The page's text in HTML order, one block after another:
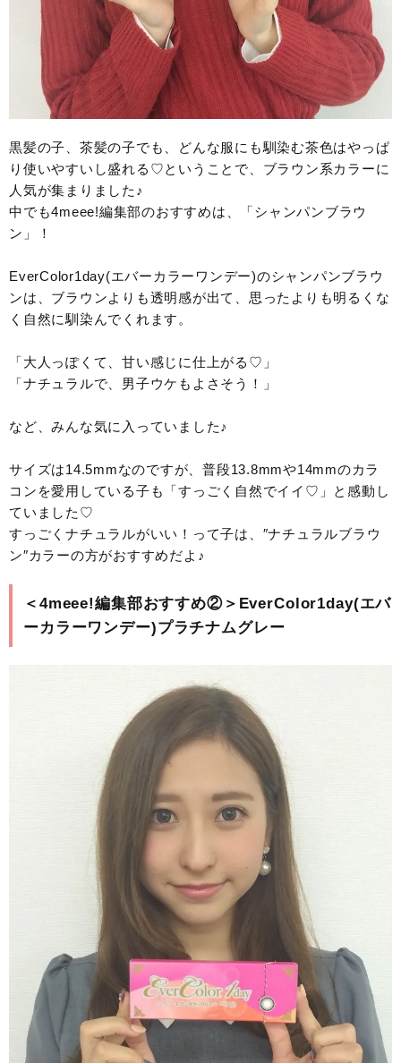
黒髪の子、茶髪の子でも、どんな服にも馴染む茶色はやっぱ
り使いやすいし盛れる♡ということで、ブラウン系カラーに
人気が集まりました♪
中でも4meee!編集部のおすすめは、「シャンパンブラウ
ン」！
EverColor1day(エバーカラーワンデー)のシャンパンブラウ
ンは、ブラウンよりも透明感が出て、思ったよりも明るくな
く自然に馴染んでくれます。
「大人っぽくて、甘い感じに仕上がる♡」
「ナチュラルで、男子ウケもよさそう！」
など、みんな気に入っていました♪
サイズは14.5mmなのですが、普段13.8mmや14mmのカラ
コンを愛用している子も「すっごく自然でイイ♡」と感動し
ていました♡
すっごくナチュラルがいい！って子は、″ナチュラルブラウ
ン″カラーの方がおすすめだよ♪
＜4meee!編集部おすすめ②＞EverColor1day(エバ
ーカラーワンデー)プラチナムグレー